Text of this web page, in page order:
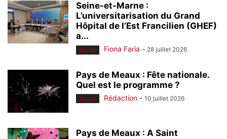
Seine-et-Marne :
L’universitarisation du Grand
Hôpital de l’Est Francilien (GHEF)
a...
EN UNE Fiona Faria - 28 juillet 2026
Pays de Meaux : Fête nationale.
Quel est le programme ?
EN UNE Rédaction - 10 juillet 2026
Pays de Meaux : A Saint